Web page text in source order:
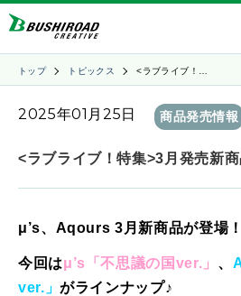
トップ トピックス <ラブライブ！…
2025年01月25日 商品発売情報
<ラブライブ！特集>3月発売新
μ’s、Aqours 3 月 新商品が登場！
今回はμ’s 「不思議の国ver. 」 、
ver.」がラインナップ♪